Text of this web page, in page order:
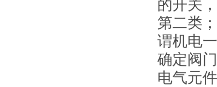
的开关
第二类
谓机电
确定阀
电气元